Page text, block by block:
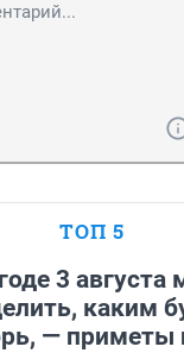
ТОП 5
3
каким
— приметы